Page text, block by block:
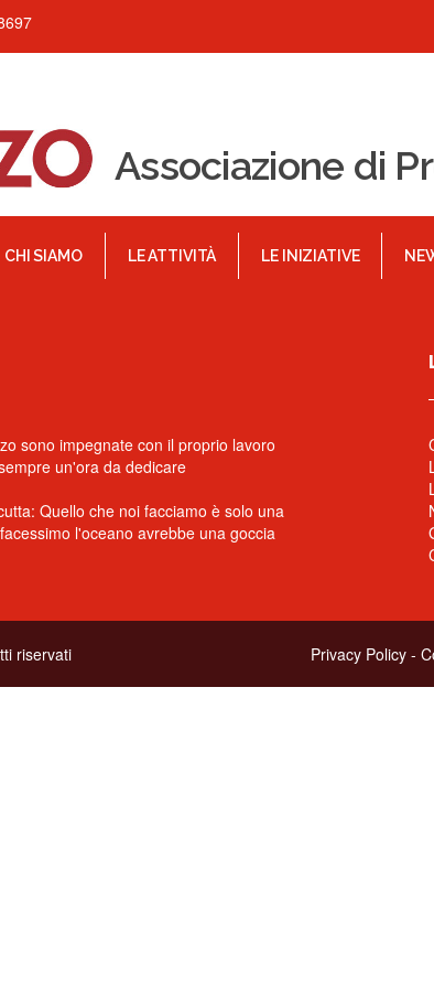
Associazione di
CHI SIAMO LE ATTIVITÀ LE INIZIATIVE
sono impegnate con il proprio lavoro
un'ora da dedicare
Quello che noi facciamo è solo una
l'oceano avrebbe una goccia
riservati Privacy Policy-